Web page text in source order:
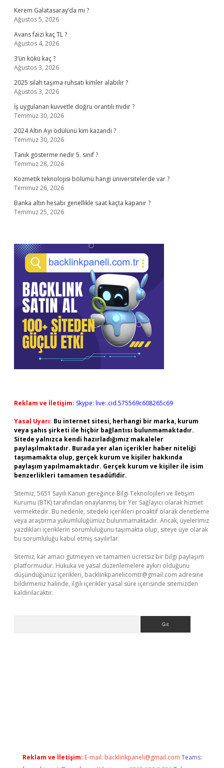
Kerem Galatasaray’da mı ?
Ağustos 5, 2026
Avans faizi kaç TL ?
Ağustos 4, 2026
3’ün kökü kaç ?
Ağustos 3, 2026
2025 silah taşıma ruhsatı kimler alabilir ?
Ağustos 3, 2026
İş uygulanan kuvvetle doğru orantılı mıdır ?
Temmuz 30, 2026
2024 Altın Ayı ödülünü kim kazandı ?
Temmuz 30, 2026
Tanık gösterme nedir 5. sınıf ?
Temmuz 28, 2026
Kozmetik teknolojisi bölümü hangi üniversitelerde var ?
Temmuz 26, 2026
Banka altın hesabı genellikle saat kaçta kapanır ?
Temmuz 25, 2026
Reklam ve İletişim: Skype: live:.cid.575569c608265c69
Yasal Uyarı: Bu internet sitesi, herhangi bir marka, kurum
veya şahıs şirketi ile hiçbir bağlantısı bulunmamaktadır.
Sitede yalnızca kendi hazırladığımız makaleler
paylaşılmaktadır. Burada yer alan içerikler haber niteliği
taşımamakta olup, gerçek kurum ve kişiler hakkında
paylaşım yapılmamaktadır. Gerçek kurum ve kişiler ile isim
benzerlikleri tamamen tesadüfidir.
Sitemiz, 5651 Sayılı Kanun gereğince Bilgi Teknolojileri ve İletişim
Kurumu (BTK) tarafından onaylanmış bir Yer Sağlayıcı olarak hizmet
vermektedir. Bu nedenle, sitedeki içerikleri proaktif olarak denetleme
veya araştırma yükümlülüğümüz bulunmamaktadır. Ancak, üyelerimiz
yazdıkları içeriklerin sorumluluğunu taşımakta olup, siteye üye olarak
bu sorumluluğu kabul etmiş sayılırlar.
Sitemiz, kar amacı gütmeyen ve tamamen ücretsiz bir bilgi paylaşım
platformudur. Hukuka ve yasal düzenlemelere aykırı olduğunu
düşündüğünüz içerikleri, backlinkpanelicomtr@gmail.com adresine
bildirmeniz halinde, ilgili içerikler yasal süre içerisinde sitemizden
kaldırılacaktır.
Reklam ve İletişim: E-mail: backlinkpaneli@gmail.com Teams: